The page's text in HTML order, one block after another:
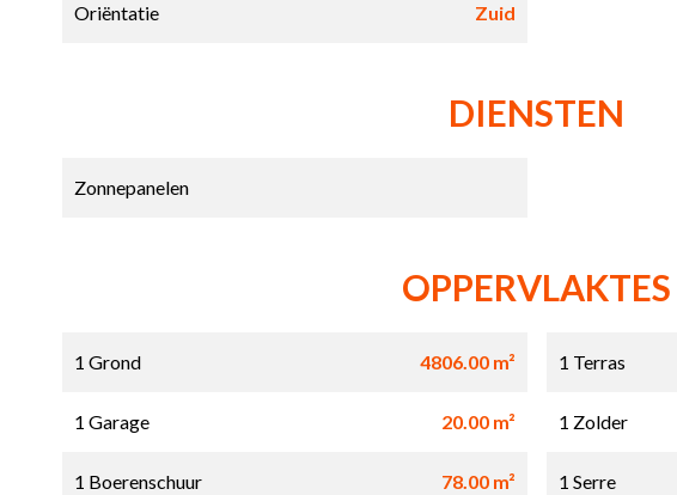
Oriëntatie Zuid
DIENSTEN
Zonnepanelen
OPPERVLAKTES
1 Grond 4806.00 m² 1 Terras
1 Garage 20.00 m² 1 Zolder
1 Boerenschuur 78.00 m² 1 Serre